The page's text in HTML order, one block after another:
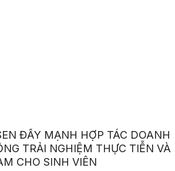
ĐẨY MẠNH HỢP TÁC DOANH
TRẢI NGHIỆM THỰC TIỄN VÀ
CHO SINH VIÊN